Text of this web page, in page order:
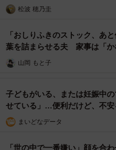
松波 穂乃圭
「おしりふきのストック、あ
葉を詰まらせる夫 家事は「か
山岡 もと子
子どもがいる、または妊娠中
せている」…便利だけど、不安
まいどなデータ
「世の中で一番嫌い」顔を合